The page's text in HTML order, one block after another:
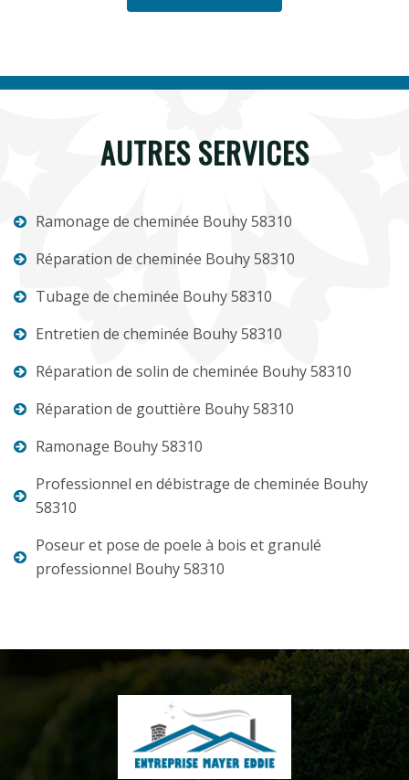
AUTRES SERVICES
Ramonage de cheminée Bouhy 58310
Réparation de cheminée Bouhy 58310
Tubage de cheminée Bouhy 58310
Entretien de cheminée Bouhy 58310
Réparation de solin de cheminée Bouhy 58310
Réparation de gouttière Bouhy 58310
Ramonage Bouhy 58310
Professionnel en débistrage de cheminée Bouhy
58310
Poseur et pose de poele à bois et granulé
professionnel Bouhy 58310